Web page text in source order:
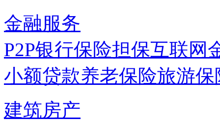
金融服务
P2P银行保险担保互联网
小额贷款养老保险旅游保
建筑房产